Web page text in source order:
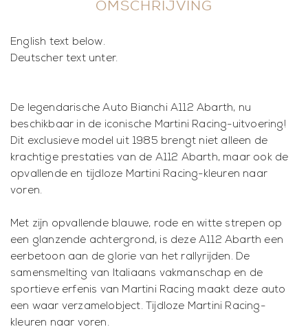
OMSCHRIJVING
English text below.
Deutscher text unter.
De legendarische Auto Bianchi A112 Abarth, nu
beschikbaar in de iconische Martini Racing-uitvoering!
Dit exclusieve model uit 1985 brengt niet alleen de
krachtige prestaties van de A112 Abarth, maar ook de
opvallende en tijdloze Martini Racing-kleuren naar
voren.
Met zijn opvallende blauwe, rode en witte strepen op
een glanzende achtergrond, is deze A112 Abarth een
eerbetoon aan de glorie van het rallyrijden. De
samensmelting van Italiaans vakmanschap en de
sportieve erfenis van Martini Racing maakt deze auto
een waar verzamelobject. Tijdloze Martini Racing-
kleuren naar voren.